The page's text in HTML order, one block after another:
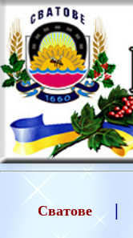
Сватове |